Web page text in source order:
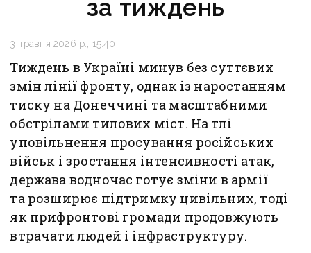
за тиждень
3 травня 2026 р., 15:40
Тиждень в Україні минув без суттєвих
змін лінії фронту, однак із наростанням
тиску на Донеччині та масштабними
обстрілами тилових міст. На тлі
уповільнення просування російських
військ і зростання інтенсивності атак,
держава водночас готує зміни в армії
та розширює підтримку цивільних, тоді
як прифронтові громади продовжують
втрачати людей і інфраструктуру.